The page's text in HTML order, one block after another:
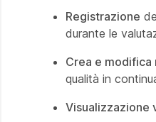
Registrazione
durante le
Crea e modifica
qualità in
Visualizzazione